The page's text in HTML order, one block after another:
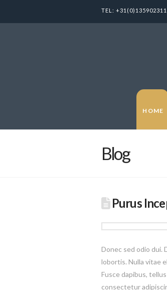
TEL: +31(0)135902311
HOME
Blog
Purus
Donec sed odio dui.
lobortis. Nulla vitae
Fusce dapibus,
consectetur